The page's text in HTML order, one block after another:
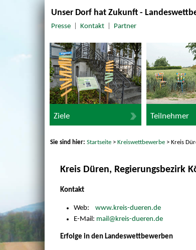
Unser Dorf hat Zukunft -
Presse| Kontakt| Partner
Ziele Teilnehmer
Sie sind hier:Startseite >Kreiswettbewerbe > Kreis
Kreis Düren, Regierungsbezirk
Kontakt
Web: www.kreis-dueren.de
E-Mail: mail@kreis-dueren.de
Erfolge in den Landeswettbewerben